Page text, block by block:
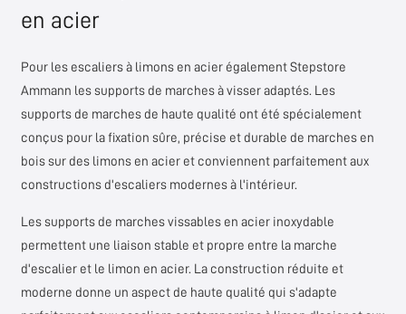
en acier
Pour les escaliers à limons en acier également Stepstore
Ammann les supports de marches à visser adaptés. Les
supports de marches de haute qualité ont été spécialement
conçus pour la fixation sûre, précise et durable de marches en
bois sur des limons en acier et conviennent parfaitement aux
constructions d'escaliers modernes à l'intérieur.
Les supports de marches vissables en acier inoxydable
permettent une liaison stable et propre entre la marche
d'escalier et le limon en acier. La construction réduite et
moderne donne un aspect de haute qualité qui s'adapte